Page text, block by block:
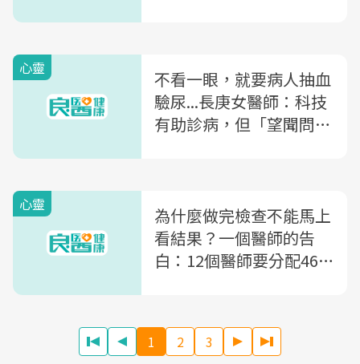
心靈
不看一眼，就要病人抽血
驗尿...長庚女醫師：科技
有助診病，但「望聞問
心靈
為什麼做完檢查不能馬上
看結果？一個醫師的告
白：12個醫師要分配460
1 2 3